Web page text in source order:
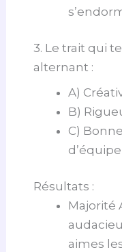
3. Le trait qui
alternant :
A)
B)
C)
d’équipe
Résultats :
Majorité
aimes